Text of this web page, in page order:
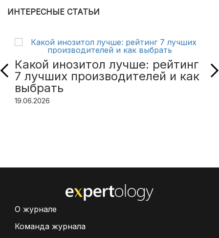
ИНТЕРЕСНЫЕ СТАТЬИ
Какой инозитол лучше: рейтинг
7 лучших производителей и как
выбрать
19.06.2026
О журнале
Команда журнала